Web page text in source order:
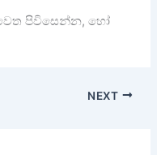
වෙත පිවිසෙන්න, හෝ
NEXT